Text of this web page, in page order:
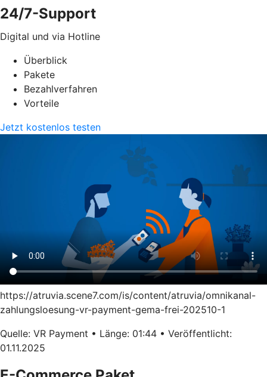
24/7-Support
Digital und via Hotline
Überblick
Pakete
Bezahlverfahren
Vorteile
Jetzt kostenlos testen
https://atruvia.scene7.com/is/content/atruvia/omnikanal-
zahlungsloesung-vr-payment-gema-frei-202510-1
Quelle: VR Payment • Länge: 01:44 • Veröffentlicht:
01.11.2025